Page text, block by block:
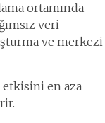
ortamında
veri
ve merkezi
etkisini en aza